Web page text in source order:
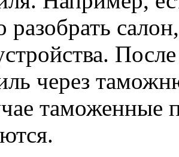
разобрать
через